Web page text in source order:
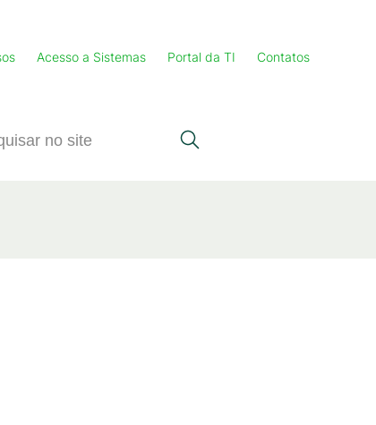
Acesso a Sistemas Portal da TI Contatos